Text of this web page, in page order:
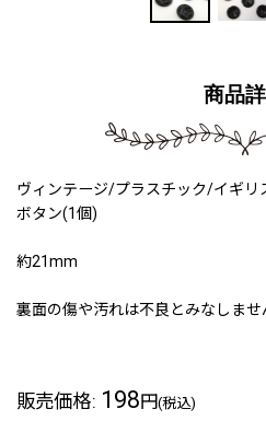
商品
ヴィンテージ/プラスチック/イギリ
ボタン(1個)
約21mm
裏面の傷や汚れは不良とみなしませ
販売価格: 198円(税込)